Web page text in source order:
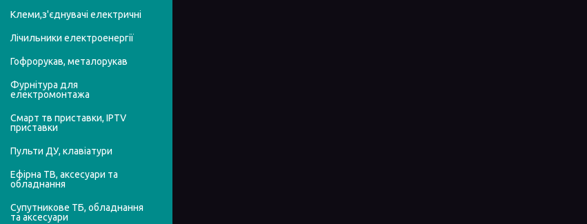
Клеми,з'єднувачі електричні
Лічильники електроенергії
Гофрорукав, металорукав
Фурнітура для
електромонтажа
Смарт тв приставки, IPTV
приставки
Пульти ДУ, клавіатури
Ефірна ТВ, аксесуари та
обладнання
Супутникове ТБ, обладнання
та аксесуари